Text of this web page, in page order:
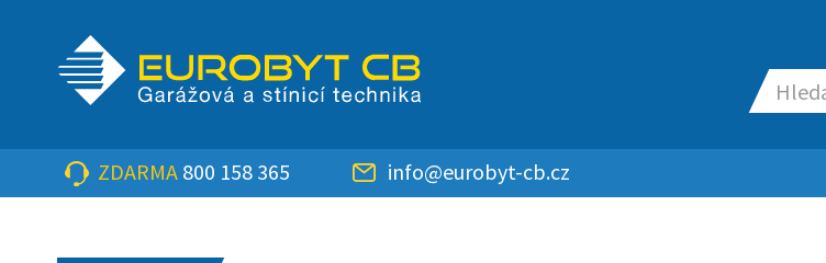
ZDARMA 800 158 365 info@eurobyt-cb.cz